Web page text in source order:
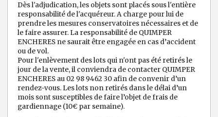
Dès l'adjudication, les objets sont placés sous l'entière
responsabilité de l'acquéreur. A charge pour lui de
prendre les mesures conservatoires nécessaires et de
le faire assurer. La responsabilité de QUIMPER
ENCHERES ne saurait être engagée en cas d’accident
ou de vol.
Pour l'enlèvement des lots qui n'ont pas été retirés le
jour de la vente, il conviendra de contacter QUIMPER
ENCHERES au 02 98 9462 30 afin de convenir d’un
rendez-vous. Les lots non retirés dans le délai d’un
mois sont susceptibles de faire l’objet de frais de
gardiennage (10€ par semaine).